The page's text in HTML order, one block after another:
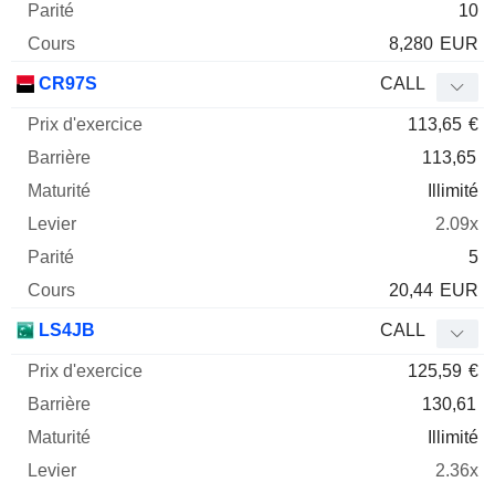
10
8,280 EUR
CR97S CALL
113,65 €
113,65
Illimité
2.09x
5
20,44 EUR
LS4JB CALL
125,59 €
130,61
Illimité
2.36x